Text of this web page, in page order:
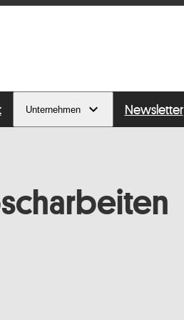
Unternehmen Newsletter